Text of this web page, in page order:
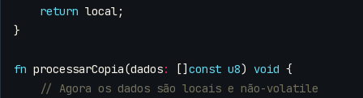
return local;
}
fn processarCopia(dados: [] const u8) void {